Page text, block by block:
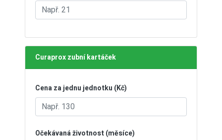
Curaprox zubní kartáček
Cena za jednu jednotku (Kč)
Očekávaná životnost (měsíce)